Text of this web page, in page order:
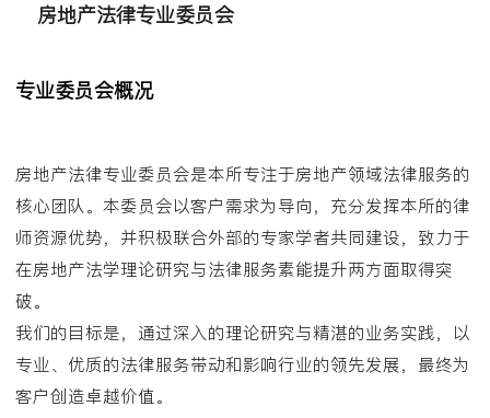
房地产法律专业委员会
专业委员会概况
房地产法律专业委员会是本所专注于房地产领域法律服务的
核心团队。本委员会以客户需求为导向，充分发挥本所的律
师资源优势，并积极联合外部的专家学者共同建设，致力于
在房地产法学理论研究与法律服务素能提升两方面取得突
破。
我们的目标是，通过深入的理论研究与精湛的业务实践，以
专业、优质的法律服务带动和影响行业的领先发展，最终为
客户创造卓越价值。